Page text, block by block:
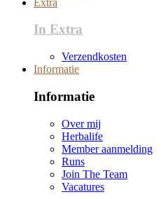
In Extra
Verzendkosten
Informatie
Informatie
Over mij
Herbalife
Member aanmelding
Runs
Join The Team
Vacatures